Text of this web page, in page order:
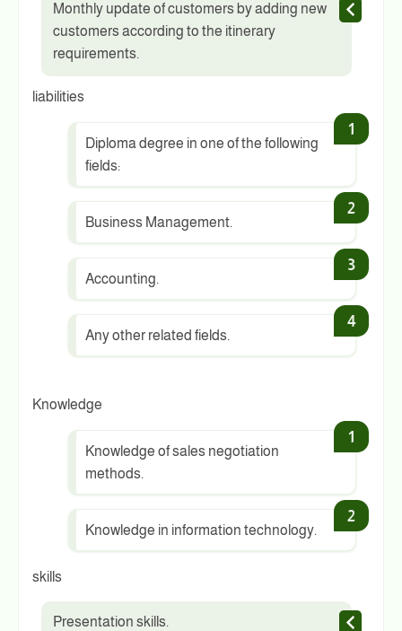
Monthly update of customers by adding new
customers according to the itinerary
requirements.
liabilities
Diploma degree in one of the following
fields:
Business Management.
Accounting.
Any other related fields.
Knowledge
Knowledge of sales negotiation
methods.
Knowledge in information technology.
skills
Presentation skills.